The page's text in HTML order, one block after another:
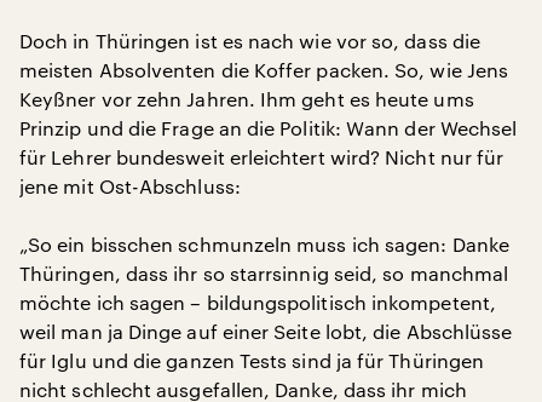
Doch in Thüringen ist es nach wie vor so, dass die
meisten Absolventen die Koffer packen. So, wie Jens
Keyßner vor zehn Jahren. Ihm geht es heute ums
Prinzip und die Frage an die Politik: Wann der Wechsel
für Lehrer bundesweit erleichtert wird? Nicht nur für
jene mit Ost-Abschluss:
„So ein bisschen schmunzeln muss ich sagen: Danke
Thüringen, dass ihr so starrsinnig seid, so manchmal
möchte ich sagen – bildungspolitisch inkompetent,
weil man ja Dinge auf einer Seite lobt, die Abschlüsse
für Iglu und die ganzen Tests sind ja für Thüringen
nicht schlecht ausgefallen, Danke, dass ihr mich